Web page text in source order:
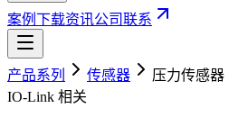
案例 下载资讯公司联系
产品系列 传感器
压力传感器
IO-Link 相关